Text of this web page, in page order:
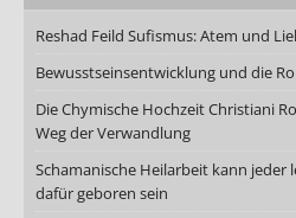
Reshad Feild Sufismus: Atem und
Bewusstseinsentwicklung und die
Die Chymische Hochzeit Christiani
Weg der Verwandlung
Schamanische Heilarbeit kann jeder
dafür geboren sein